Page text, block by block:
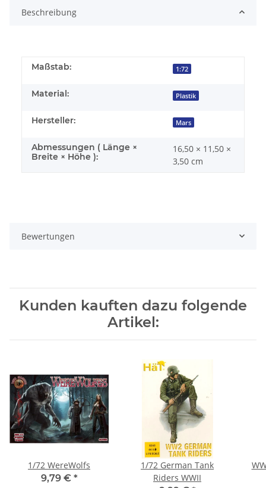
Beschreibung
Maßstab: 1:72
Material: Plastik
Hersteller: Mars
Abmessungen ( Länge ×
Breite × Höhe ):
16,50 × 11,50 ×
3,50 cm
Bewertungen
Kunden kauften dazu folgende
Artikel:
1/72 WereWolfs
9,79 € *
1/72 German Tank
Riders WWII